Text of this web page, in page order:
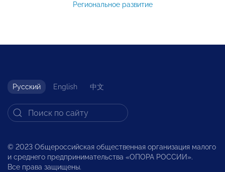
Региональное развитие
Русский English 中文
© 2023 Общероссийская общественная организация малого
и среднего предпринимательства «ОПОРА РОССИИ».
Все права защищены.